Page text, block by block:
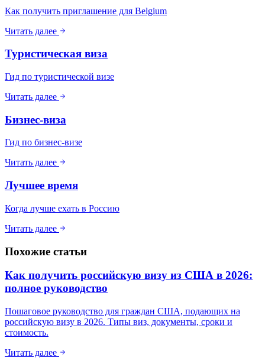
Как получить приглашение для Belgium
Читать далее
Туристическая виза
Гид по туристической визе
Читать далее
Бизнес-виза
Гид по бизнес-визе
Читать далее
Лучшее время
Когда лучше ехать в Россию
Читать далее
Похожие статьи
Как получить российскую визу из США в 2026:
полное руководство
Пошаговое руководство для граждан США, подающих на
российскую визу в 2026. Типы виз, документы, сроки и
стоимость.
Читать далее